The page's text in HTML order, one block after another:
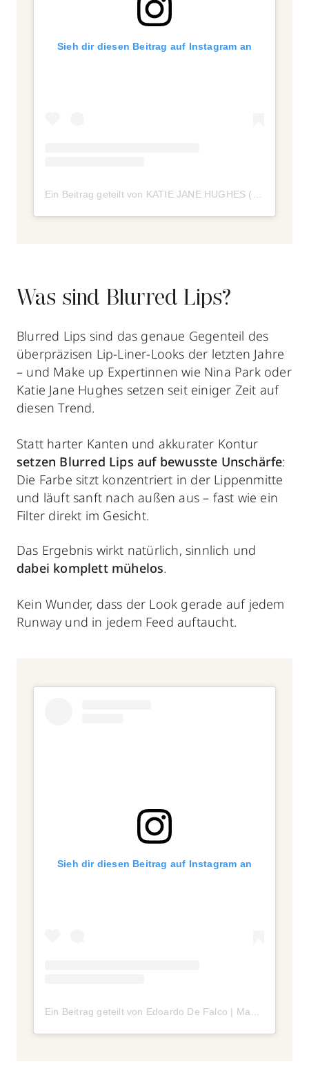
Sieh dir diesen Beitrag auf Instagram an
Was sind Blurred Lips?
Blurred Lips sind das genaue Gegenteil des
überpräzisen Lip-Liner-Looks der letzten Jahre
– und Make up Expertinnen wie Nina Park oder
Katie Jane Hughes setzen seit einiger Zeit auf
diesen Trend.
Statt harter Kanten und akkurater Kontur
setzen Blurred Lips auf bewusste Unschärfe:
Die Farbe sitzt konzentriert in der Lippenmitte
und läuft sanft nach außen aus – fast wie ein
Filter direkt im Gesicht.
Das Ergebnis wirkt natürlich, sinnlich und
dabei komplett mühelos.
Kein Wunder, dass der Look gerade auf jedem
Runway und in jedem Feed auftaucht.
Sieh dir diesen Beitrag auf Instagram an